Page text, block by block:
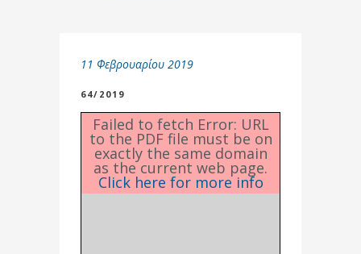
11 Φεβρουαρίου 2019
64/2019
Failed to fetch Error: URL
to the PDF file must be on
exactly the same domain
as the current web page.
Click here for more info